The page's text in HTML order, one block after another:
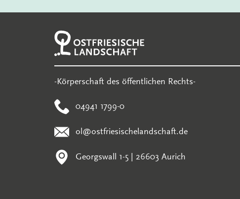
-Körperschaft des öffentlichen Rechts-
04941 1799-0
ol@ostfriesischelandschaft.de
Georgswall 1-5 | 26603 Aurich